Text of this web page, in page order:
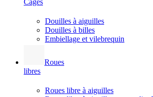
Douilles à aiguilles
Douilles à billes
Embiellage et vilebrequin
Roues
libres
Roues libre à aiguilles